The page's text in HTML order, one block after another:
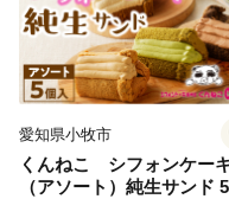
愛知県小牧市
くんねこ シフォンケー
（アソート）純生サンド